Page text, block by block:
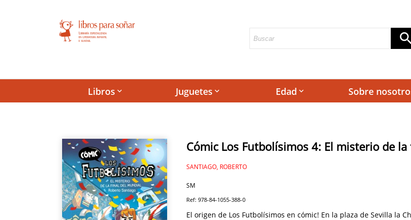
Libros keyboard_arrow_down Juguetes keyboard_arrow_down Edad keyboard_arrow_down Sobre
Cómic Los Futbolísimos 4: El misterio de
SANTIAGO, ROBERTO
SM
Ref: 978-84-1055-388-0
El origen de Los Futbolísimos en cómic! En la plaza de Sevilla la